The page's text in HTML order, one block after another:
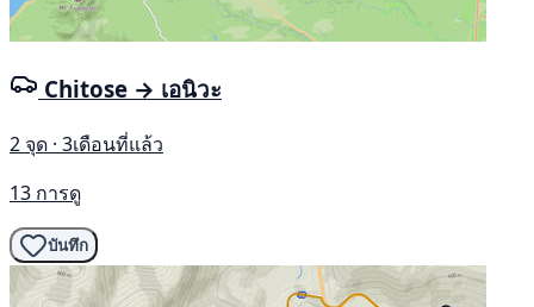
Chitose → เอนิวะ
2 จุด · 3เดือนที่แล้ว
13 การดู
บันทึก